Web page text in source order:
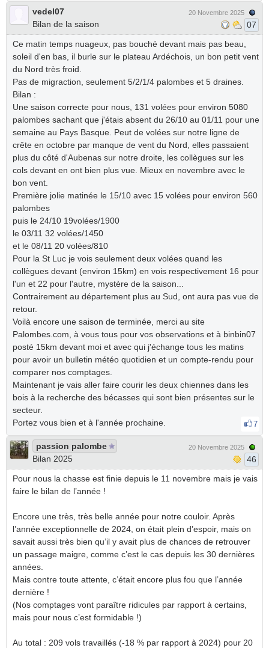
vedel07
Bilan de la saison
20 Novembre 2025
07
Ce matin temps nuageux, pas bouché devant mais pas beau,
soleil d'en bas, il burle sur le plateau Ardéchois, un bon petit vent
du Nord très froid.
Pas de migraction, seulement 5/2/1/4 palombes et 5 draines.
Bilan :
Une saison correcte pour nous, 131 volées pour environ 5080
palombes sachant que j'étais absent du 26/10 au 01/11 pour une
semaine au Pays Basque. Peut de volées sur notre ligne de
crête en octobre par manque de vent du Nord, elles passaient
plus du côté d'Aubenas sur notre droite, les collègues sur les
cols devant en ont bien plus vue. Mieux en novembre avec le
bon vent.
Première jolie matinée le 15/10 avec 15 volées pour environ 560
palombes
puis le 24/10 19volées/1900
le 03/11 32 volées/1450
et le 08/11 20 volées/810
Pour la St Luc je vois seulement deux volées quand les
collègues devant (environ 15km) en vois respectivement 16 pour
l'un et 22 pour l'autre, mystère de la saison...
Contrairement au département plus au Sud, ont aura pas vue de
retour.
Voilà encore une saison de terminée, merci au site
Palombes.com, à vous tous pour vos observations et à binbin07
posté 15km devant moi et avec qui j'échange tous les matins
pour avoir un bulletin météo quotidien et un compte-rendu pour
comparer nos comptages.
Maintenant je vais aller faire courir les deux chiennes dans les
bois à la recherche des bécasses qui sont bien présentes sur le
secteur.
Portez vous bien et à l'année prochaine.
7
passion palombe
Bilan 2025
20 Novembre 2025
46
Pour nous la chasse est finie depuis le 11 novembre mais je vais
faire le bilan de l’année !
Encore une très, très belle année pour notre couloir. Après
l’année exceptionnelle de 2024, on était plein d’espoir, mais on
savait aussi très bien qu’il y avait plus de chances de retrouver
un passage maigre, comme c’est le cas depuis les 30 dernières
années.
Mais contre toute attente, c’était encore plus fou que l’année
dernière !
(Nos comptages vont paraître ridicules par rapport à certains,
mais pour nous c’est formidable !)
Au total : 209 vols travaillés (-18 % par rapport à 2024) pour 20